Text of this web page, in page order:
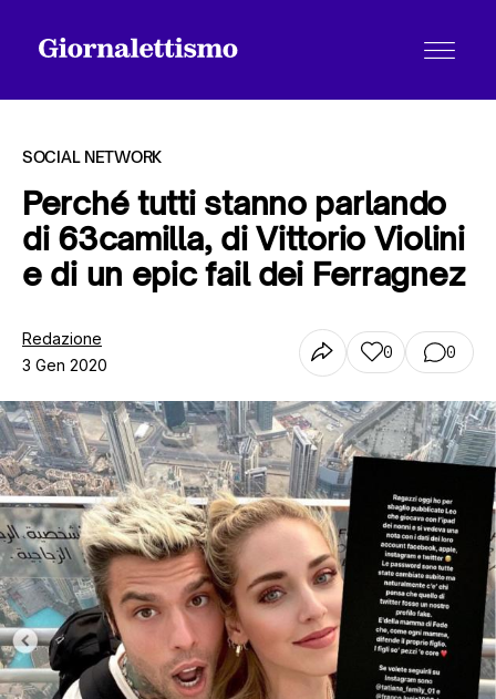
Tutti gli articoli
Chi siamo
Contatti
SOCIAL NETWORK
Perché tutti stanno parlando
di 63camilla, di Vittorio Violini
e di un epic fail dei Ferragnez
Redazione
3 Gen 2020
0 0